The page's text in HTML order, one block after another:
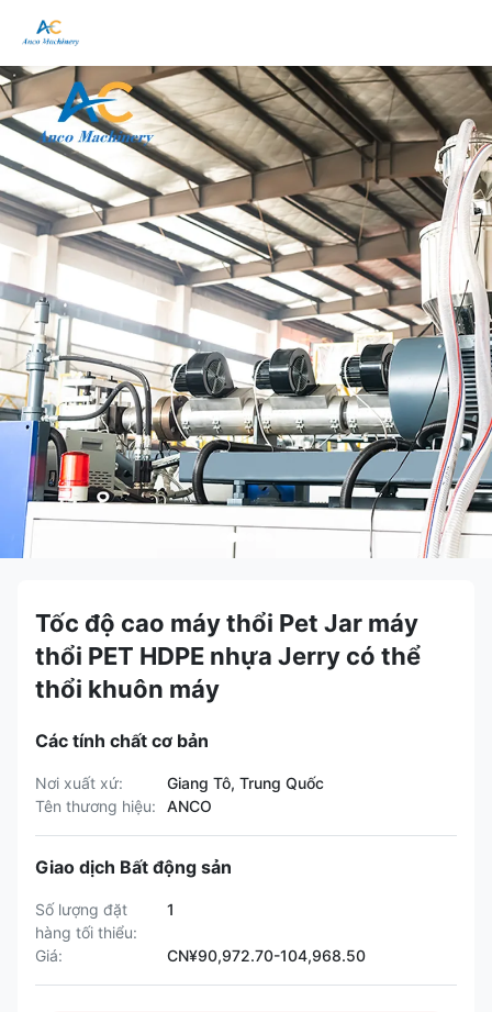
Tốc độ cao máy thổi Pet Jar máy
thổi PET HDPE nhựa Jerry có thể
thổi khuôn máy
Các tính chất cơ bản
Nơi xuất xứ:
Giang Tô, Trung Quốc
Tên thương hiệu:
ANCO
Giao dịch Bất động sản
Số lượng đặt
hàng tối thiểu:
1
Giá: CN¥90,972.70-104,968.50